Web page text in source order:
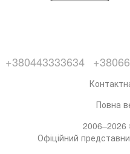
+380443333634
Повна
2006–2026
Офіційний